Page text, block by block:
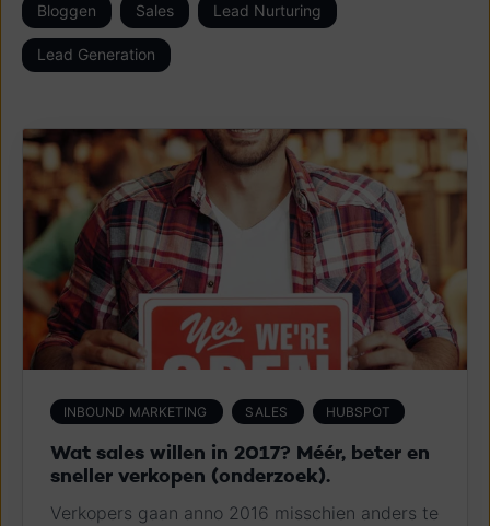
Bloggen Sales Lead Nurturing
Lead Generation
INBOUND MARKETING SALES HUBSPOT
Wat sales willen in 2017? Méér, beter en
sneller verkopen (onderzoek).
Verkopers gaan anno 2016 misschien anders te